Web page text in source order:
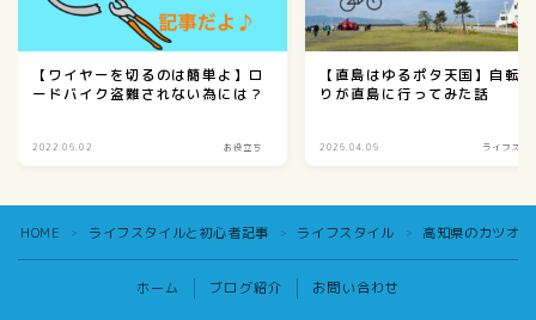
【ワイヤーを切るのは簡単よ】ロ
ードバイク盗難されない為には？
2022.06.02 お役立ち
【直島はゆるポタ天国】自転
りが直島に行ってみた話
2026.04.09 ライフスタ
HOME ＞ ライフスタイルと初心者記事 ＞ ライフスタイル ＞ 高知県のカツオ
ホーム ブログ紹介 お問い合わせ